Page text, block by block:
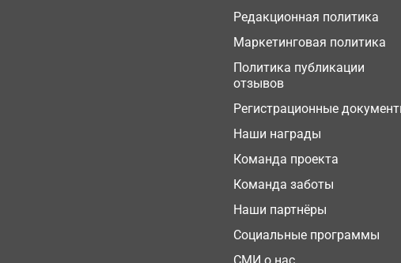
Редакционная политика
Маркетинговая политика
Политика публикации
отзывов
Регистрационные
Наши награды
Команда проекта
Команда заботы
Наши партнёры
Социальные программы